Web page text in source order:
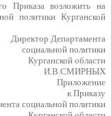
Приказа возложить на
политики Курганской
Директор Департамента
социальной политики
Курганской области
И.В.СМИРНЫХ
Приложение
к Приказу
социальной политики